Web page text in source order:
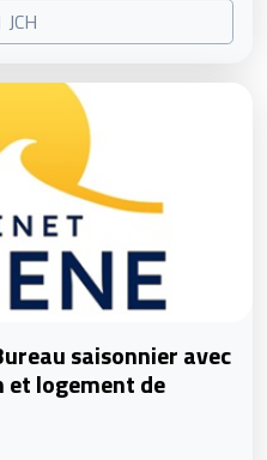
saisonnier avec
logement de